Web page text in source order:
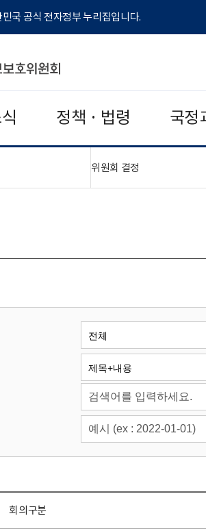
국 공식 전자정부 누리집입니다.
정책 · 법령 국정
위원회 결정
회의구분